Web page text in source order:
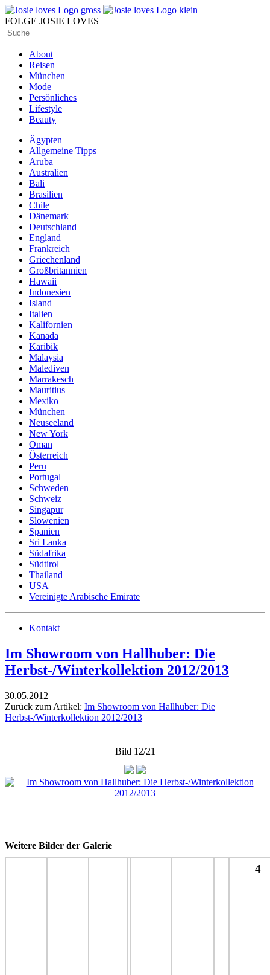
FOLGE JOSIE LOVES
About
Reisen
München
Mode
Persönliches
Lifestyle
Beauty
Ägypten
Allgemeine Tipps
Aruba
Australien
Bali
Brasilien
Chile
Dänemark
Deutschland
England
Frankreich
Griechenland
Großbritannien
Hawaii
Indonesien
Island
Italien
Kalifornien
Kanada
Karibik
Malaysia
Malediven
Marrakesch
Mauritius
Mexiko
München
Neuseeland
New York
Oman
Österreich
Peru
Portugal
Schweden
Schweiz
Singapur
Slowenien
Spanien
Sri Lanka
Südafrika
Südtirol
Thailand
USA
Vereinigte Arabische Emirate
Kontakt
Im Showroom von Hallhuber: Die
Herbst-/Winterkollektion 2012/2013
30.05.2012
Zurück zum Artikel: Im Showroom von Hallhuber: Die
Herbst-/Winterkollektion 2012/2013
Bild 12/21
Weitere Bilder der Galerie
4